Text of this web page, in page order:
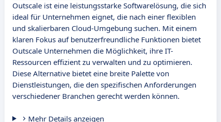
Outscale ist eine leistungsstarke Softwarelösung, die sich
ideal für Unternehmen eignet, die nach einer flexiblen
und skalierbaren Cloud-Umgebung suchen. Mit einem
klaren Fokus auf benutzerfreundliche Funktionen bietet
Outscale Unternehmen die Möglichkeit, ihre IT-
Ressourcen effizient zu verwalten und zu optimieren.
Diese Alternative bietet eine breite Palette von
Dienstleistungen, die den spezifischen Anforderungen
verschiedener Branchen gerecht werden können.
Mehr Details anzeigen